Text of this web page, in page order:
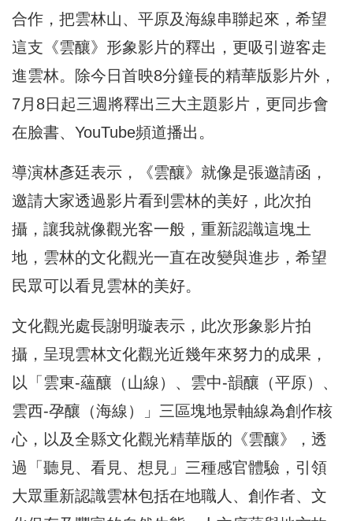
合作，把雲林山、平原及海線串聯起來，希望
這支《雲釀》形象影片的釋出，更吸引遊客走
進雲林。除今日首映8分鐘長的精華版影片外，
7月8日起三週將釋出三大主題影片，更同步會
在臉書、YouTube頻道播出。
導演林彥廷表示，《雲釀》就像是張邀請函，
邀請大家透過影片看到雲林的美好，此次拍
攝，讓我就像觀光客一般，重新認識這塊土
地，雲林的文化觀光一直在改變與進步，希望
民眾可以看見雲林的美好。
文化觀光處長謝明璇表示，此次形象影片拍
攝，呈現雲林文化觀光近幾年來努力的成果，
以「雲東-蘊釀（山線）、雲中-韻釀（平原）、
雲西-孕釀（海線）」三區塊地景軸線為創作核
心，以及全縣文化觀光精華版的《雲釀》，透
過「聽見、看見、想見」三種感官體驗，引領
大眾重新認識雲林包括在地職人、創作者、文